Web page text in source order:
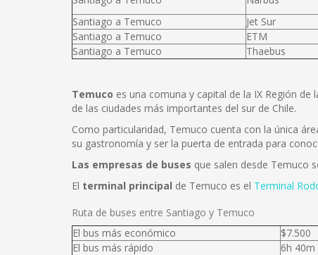
Santiago a Temuco
Jet Sur
Santiago a Temuco
ETM
Santiago a Temuco
Thaebus
Temuco es una comuna y capital de la IX Región
de las ciudades más importantes del sur de Chile.
Como particularidad, Temuco cuenta con la única
su gastronomía y ser la puerta de entrada para
Las empresas de buses que salen desde Temuco
El terminal principal de Temuco es el Terminal
Ruta de buses entre Santiago y Temuco
El bus más económico
$7.500
El bus más rápido
6h 40m